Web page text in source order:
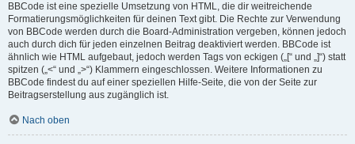
BBCode ist eine spezielle Umsetzung von HTML, die dir weitreichende
Formatierungsmöglichkeiten für deinen Text gibt. Die Rechte zur Verwendung
von BBCode werden durch die Board-Administration vergeben, können jedoch
auch durch dich für jeden einzelnen Beitrag deaktiviert werden. BBCode ist
ähnlich wie HTML aufgebaut, jedoch werden Tags von eckigen („[“ und „]“) statt
spitzen („<“ und „>“) Klammern eingeschlossen. Weitere Informationen zu
BBCode findest du auf einer speziellen Hilfe-Seite, die von der Seite zur
Beitragserstellung aus zugänglich ist.
Nach oben